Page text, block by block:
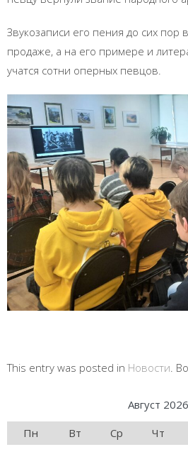
Звукозаписи его пения до сих пор
продаже, а на его примере и
учатся сотни оперных певцов.
This entry was posted in Новости.
Август 2026
Пн
Вт Ср Чт